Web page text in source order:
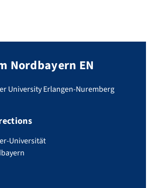
Nordbayern EN
University Erlangen-Nuremberg
Universität